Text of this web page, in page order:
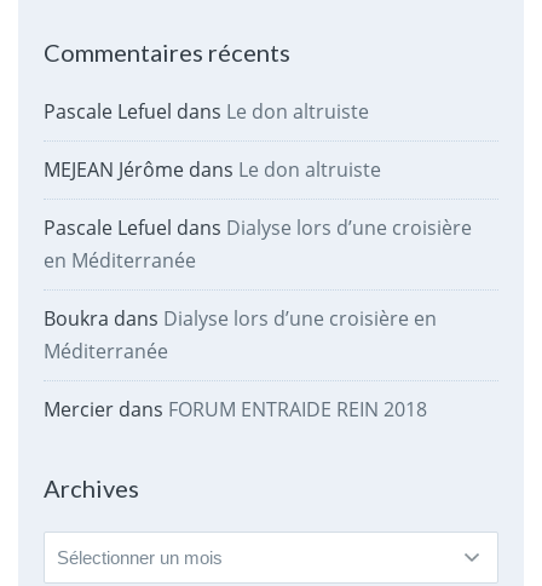
Commentaires récents
Pascale Lefuel dans Le don altruiste
MEJEAN Jérômedans Le don altruiste
Pascale Lefuel dans Dialyse lors d’une croisière
en Méditerranée
Boukra dans Dialyse lors d’une croisière en
Méditerranée
Mercierdans FORUM ENTRAIDE REIN 2018
Archives
Archives